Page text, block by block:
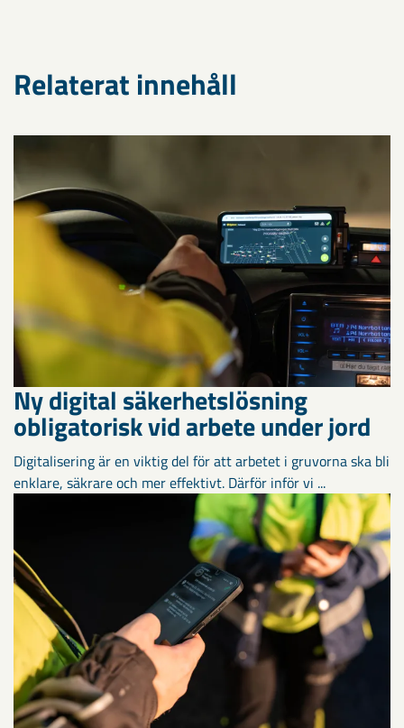
Relaterat innehåll
Ny digital säkerhetslösning
obligatorisk vid arbete under jord
Digitalisering är en viktig del för att arbetet i gruvorna ska bli
enklare, säkrare och mer effektivt. Därför inför vi ...